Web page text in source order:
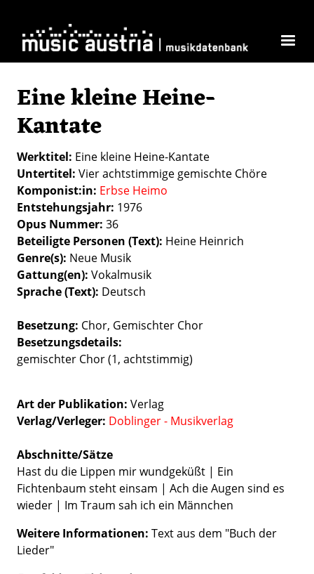
Eine kleine Heine-
Kantate
Werktitel Eine kleine Heine-Kantate
Untertitel Vier achtstimmige gemischte Chöre
Komponist:in Erbse Heimo
Entstehungsjahr 1976
Opus Nummer 36
Beteiligte Personen (Text) Heine Heinrich
Genre(s) Neue Musik
Gattung(en) Vokalmusik
Sprache (Text) Deutsch
Besetzung Chor Gemischter Chor
Besetzungsdetails
gemischter Chor (1, achtstimmig)
Art der Publikation Verlag
Verlag/Verleger Doblinger - Musikverlag
Abschnitte/Sätze
Hast du die Lippen mir wundgeküßt | Ein
Fichtenbaum steht einsam | Ach die Augen sind es
wieder | Im Traum sah ich ein Männchen
Weitere Informationen: Text aus dem "Buch der
Lieder"